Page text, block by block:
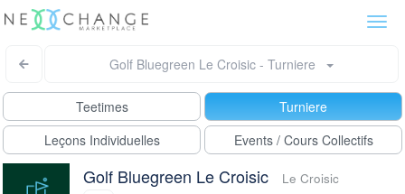
Golf Bluegreen Le Croisic - Turniere
Teetimes
Turniere
Leçons Individuelles
Events / Cours Collectifs
Golf Bluegreen Le Croisic Le Croisic